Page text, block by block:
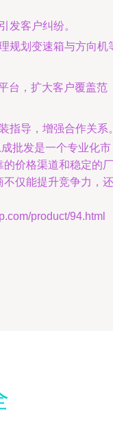
发客户纠纷。
规划变速箱与方向机
台，扩大客户覆盖范
指导，增强合作关系
批发是一个专业化市
价格渠道和稳定的厂
仅能提升竞争力，还
product/94.html